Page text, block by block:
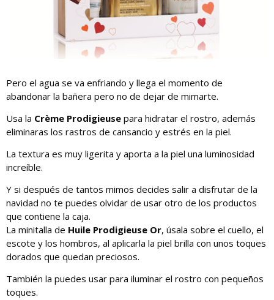
Pero el agua se va enfriando y llega el momento de
abandonar la bañera pero no de dejar de mimarte.
Usa la Crème Prodigieuse para hidratar el rostro, además
eliminaras los rastros de cansancio y estrés en la piel.
La textura es muy ligerita y aporta a la piel una luminosidad
increíble.
Y si después de tantos mimos decides salir a disfrutar de la
navidad no te puedes olvidar de usar otro de los productos
que contiene la caja.
La minitalla de Huile Prodigieuse Or, úsala sobre el cuello, el
escote y los hombros, al aplicarla la piel brilla con unos toques
dorados que quedan preciosos.
También la puedes usar para iluminar el rostro con pequeños
toques.